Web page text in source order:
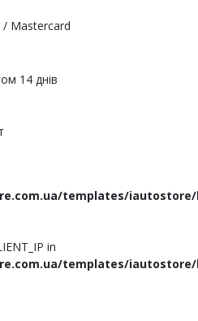
Mastercard
14 днів
templates/
in
templates/